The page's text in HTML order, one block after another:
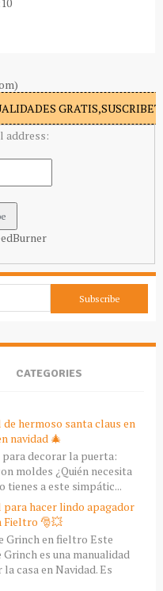
address:
CATEGORIES
hermoso santa claus en
navidad 🎄
decorar la puerta:
moldes ¿Quién necesita
tienes a este simpátic...
hacer lindo apagador
Fieltro 🎅💥
Grinch en fieltro Este
es una manualidad
casa en Navidad. Es